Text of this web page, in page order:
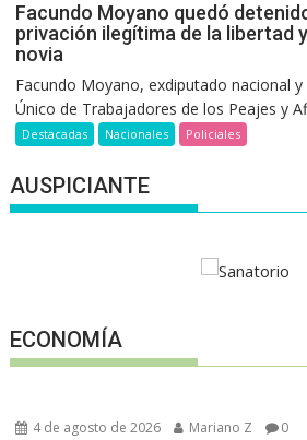
Facundo Moyano quedó
privación ilegítima de la libertad
novia
Facundo Moyano, exdiputado nacional
Único de Trabajadores de los Peajes y
Destacadas Nacionales Policiales
AUSPICIANTE
ECONOMÍA
4 de agosto de 2026 Mariano Z 0